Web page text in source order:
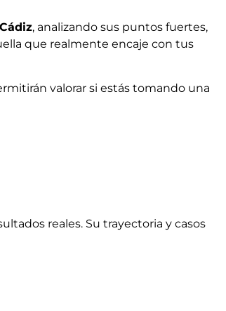
, analizando sus puntos fuertes,
que realmente encaje con tus
valorar si estás tomando una
reales. Su trayectoria y casos